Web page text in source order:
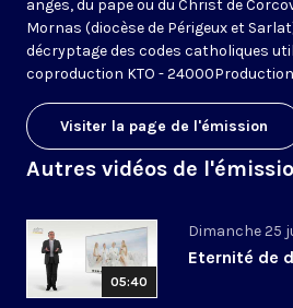
anges, du pape ou du Christ de
Mornas (diocèse de Périgeux et
décryptage des codes catholiques
coproduction KTO -
Visiter la page de l'émission
Autres vidéos de
05:40
Dimanche 25
Eternité de